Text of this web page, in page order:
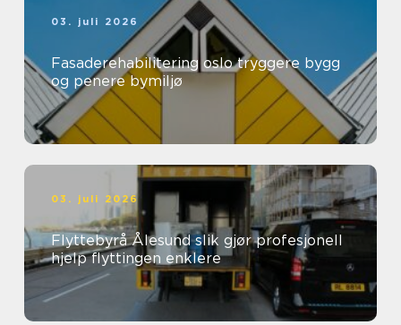
03. juli 2026
Fasaderehabilitering oslo tryggere bygg
og penere bymiljø
03. juli 2026
Flyttebyrå Ålesund slik gjør profesjonell
hjelp flyttingen enklere